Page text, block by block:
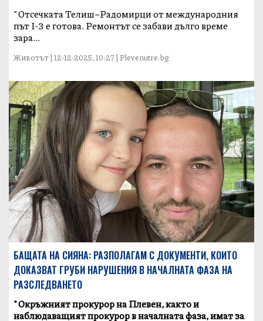
"Отсечката Телиш–Радомирци от международния
път I-3 е готова. Ремонтът се забави дълго време
зара...
Животът | 12-12-2025, 10:27 | Plevenutre.bg
БАЩАТА НА СИЯНА: РАЗПОЛАГАМ С ДОКУМЕНТИ, КОИТО
ДОКАЗВАТ ГРУБИ НАРУШЕНИЯ В НАЧАЛНАТА ФАЗА НА
РАЗСЛЕДВАНЕТО
"Окръжният прокурор на Плевен, както и
наблюдаващият прокурор в началната фаза, имат за